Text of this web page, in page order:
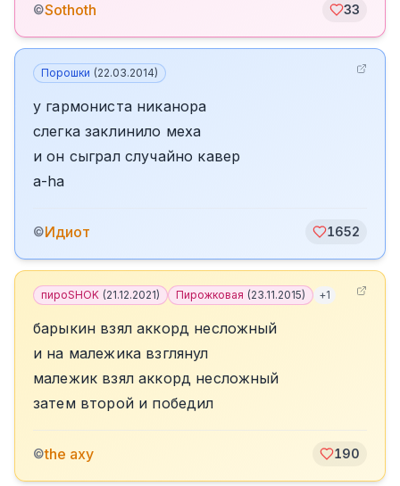
©Sothoth 33
Порошки (22.03.2014)
у гармониста никанора
слегка заклинило меха
и он сыграл случайно кавер
a-ha
©Идиот 1652
пироSHOK (21.12.2021) Пирожковая (23.11.2015) +1
барыкин взял аккорд несложный
и на малежика взглянул
малежик взял аккорд несложный
затем второй и победил
©the axy 190